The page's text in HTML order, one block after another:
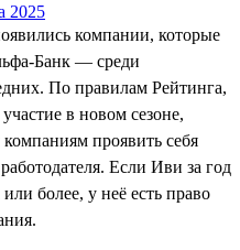
2025
компании, которые
Банк — среди
По правилам Рейтинга,
в новом сезоне,
проявить себя
Если Иви за год
более, у неё есть право